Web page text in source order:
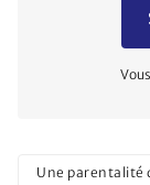
Une parentalité